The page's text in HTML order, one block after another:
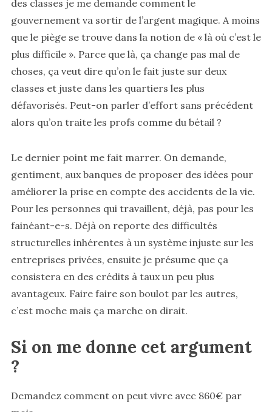
des classes je me demande comment le
gouvernement va sortir de l’argent magique. A moins
que le piège se trouve dans la notion de « là où c’est le
plus difficile ». Parce que là, ça change pas mal de
choses, ça veut dire qu’on le fait juste sur deux
classes et juste dans les quartiers les plus
défavorisés. Peut-on parler d’effort sans précédent
alors qu’on traite les profs comme du bétail ?
Le dernier point me fait marrer. On demande,
gentiment, aux banques de proposer des idées pour
améliorer la prise en compte des accidents de la vie.
Pour les personnes qui travaillent, déjà, pas pour les
fainéant-e-s. Déjà on reporte des difficultés
structurelles inhérentes à un système injuste sur les
entreprises privées, ensuite je présume que ça
consistera en des crédits à taux un peu plus
avantageux. Faire faire son boulot par les autres,
c’est moche mais ça marche on dirait.
Si on me donne cet argument
?
Demandez comment on peut vivre avec 860€ par